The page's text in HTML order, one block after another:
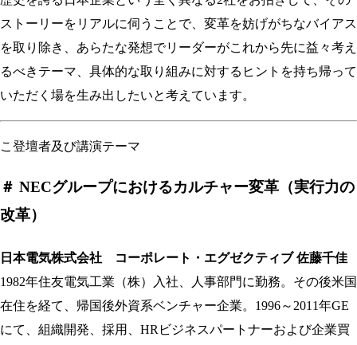
ストーリーをリアルに伺うことで、変革を妨げがちなバイアス
を取り除き、あらたな発想でリーダーがこれから先に益々考え
るべきテーマ、具体的な取り組みに対するヒントを持ち帰って
いただく場を生み出したいと考えています。
こ登壇者及び講演テーマ
＃ NECグループにおけるカルチャー変革（実行力の
改革）
日本電気株式会社 コーポレート・エグゼクティブ 佐藤千佳
1982年住友電気工業（株）入社、人事部門に勤務。その後米国
在住を経て、帰国後外資系ベンチャー企業。1996～2011年GE
にて、組織開発、採用、HRビジネスパートナーおよび企業買